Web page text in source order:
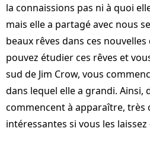
la connaissions pas ni à quoi
mais elle a partagé avec nous
beaux rêves dans ces nouvelles
pouvez étudier ces rêves et
sud de Jim Crow, vous
dans lequel elle a grandi. Ainsi,
commencent à apparaître, très
intéressantes si vous les